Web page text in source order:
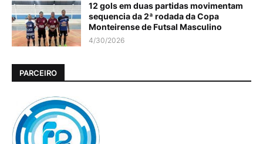
12 gols em duas partidas movimentam
sequencia da 2ª rodada da Copa
Monteirense de Futsal Masculino
4/30/2026
PARCEIRO